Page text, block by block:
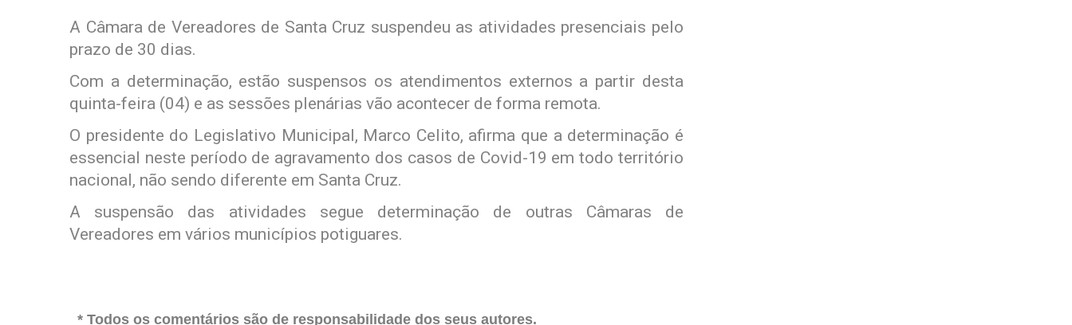
A Câmara de Vereadores de Santa Cruz suspendeu as atividades presenciais pelo
prazo de 30 dias.
Com a determinação, estão suspensos os atendimentos externos a partir desta
quinta-feira (04) e as sessões plenárias vão acontecer de forma remota.
O presidente do Legislativo Municipal, Marco Celito, afirma que a determinação é
essencial neste período de agravamento dos casos de Covid-19 em todo território
nacional, não sendo diferente em Santa Cruz.
A suspensão das atividades segue determinação de outras Câmaras de
Vereadores em vários municípios potiguares.
* Todos os comentários são de responsabilidade dos seus autores.